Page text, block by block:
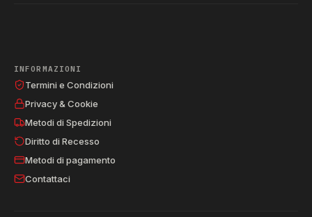
INFORMAZIONI
Termini e Condizioni
Privacy & Cookie
Metodi di Spedizioni
Diritto di Recesso
Metodi di pagamento
Contattaci